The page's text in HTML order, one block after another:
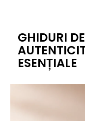
GHIDURI
ESENȚIALE